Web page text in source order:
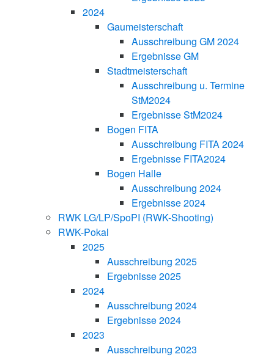
2024
Gaumeisterschaft
Ausschreibung GM 2024
Ergebnisse GM
Stadtmeisterschaft
Ausschreibung u. Termine
StM2024
Ergebnisse StM2024
Bogen FITA
Ausschreibung FITA 2024
Ergebnisse FITA2024
Bogen Halle
Ausschreibung 2024
Ergebnisse 2024
RWK LG/LP/SpoPI (RWK-Shooting)
RWK-Pokal
2025
Ausschreibung 2025
Ergebnisse 2025
2024
Ausschreibung 2024
Ergebnisse 2024
2023
Ausschreibung 2023